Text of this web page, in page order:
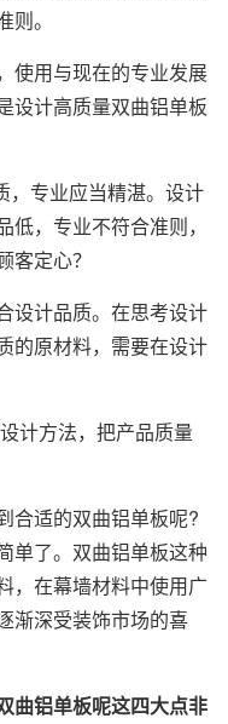
。
使用与现在的专业发展
设计高质量双曲铝单板
，专业应当精湛。设计
，专业不符合准则，
客定心？
设计品质。在思考设计
的原材料，需要在设计
计方法，把产品质量
合适的双曲铝单板呢?
单了。双曲铝单板这种
，在幕墙材料中使用广
渐深受装饰市场的喜
曲铝单板呢这四大点非